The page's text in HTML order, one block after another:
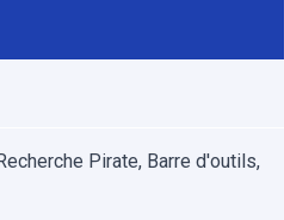
Pirate, Barre d'outils,